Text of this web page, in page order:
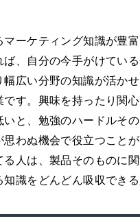
マーケティング知識が豊
ば、自分の今手がけてい
幅広い分野の知識が活か
です。興味を持ったり関
と、勉強のハードルその
思わぬ機会で役立つこと
る人は、製品そのものに
識をどんどん吸収できる